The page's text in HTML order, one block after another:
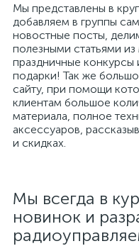
Мы представлены в
добавляем в группы
новостные посты,
полезными статьями
праздничные
подарки! Так же
сайту, при помощи
клиентам большое
материала, полное
аксессуаров,
и скидках.
Мы всегда в
новинок и